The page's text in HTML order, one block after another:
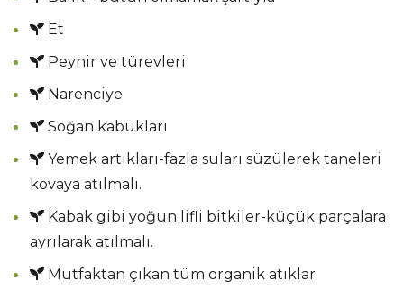
Et
Peynir ve türevleri
Narenciye
Soğan kabukları
Yemek artıkları-fazla suları süzülerek taneleri
kovaya atılmalı.
Kabak gibi yoğun lifli bitkiler-küçük parçalara
ayrılarak atılmalı.
Mutfaktan çıkan tüm organik atıklar